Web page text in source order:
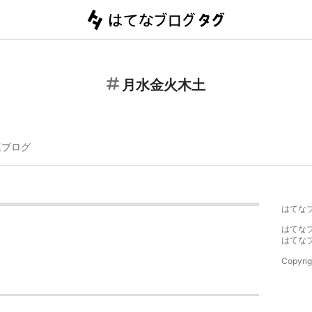
月水金火木土
ログ
はてな
はてな
はてな